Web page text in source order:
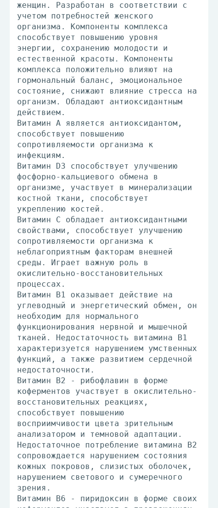
женщин. Разработан в соответствии с
учетом потребностей женского
организма. Компоненты комплекса
способствует повышению уровня
энергии, сохранению молодости и
естественной красоты. Компоненты
комплекса положительно влияют на
гормональный баланс, эмоциональное
состояние, снижают влияние стресса на
организм. Обладают антиоксидантным
действием.
Витамин А является антиоксидантом,
способствует повышению
сопротивляемости организма к
инфекциям.
Витамин D3 способствует улучшению
фосфорно-кальциевого обмена в
организме, участвует в минерализации
костной ткани, способствует
укреплению костей.
Витамин С обладает антиоксидантными
свойствами, способствует улучшению
сопротивляемости организма к
неблагоприятным факторам внешней
среды. Играет важную роль в
окислительно-восстановительных
процессах.
Витамин В1 оказывает действие на
углеводный и энергетический обмен, он
необходим для нормального
функционирования нервной и мышечной
тканей. Недостаточность витамина В1
характеризуется нарушением умственных
функций, а также развитием сердечной
недостаточности.
Витамин В2 - рибофлавин в форме
коферментов участвует в окислительно-
восстановительных реакциях,
способствует повышению
восприимчивости цвета зрительным
анализатором и темновой адаптации.
Недостаточное потребление витамина B2
сопровождается нарушением состояния
кожных покровов, слизистых оболочек,
нарушением светового и сумеречного
зрения.
Витамин В6 - пиридоксин в форме своих